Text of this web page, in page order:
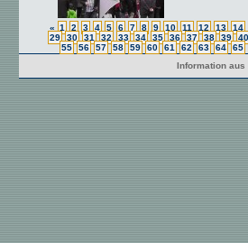
« 1 2 3 4 5 6 7 8 9 10 11 12 13 14
29
30 31 32 33 34 35 36 37 38 39 40
55
56 57 58 59 60 61 62 63 64 65
Information